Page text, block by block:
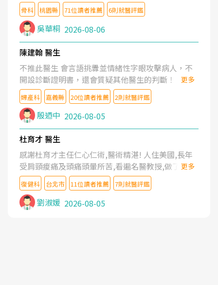
骨科 桃園縣 71位讀者推薦 6則就醫評鑑
吳華桐 2026-08-06
陳建翰 醫生
不推此醫生 會言語挑釁並情緒性字眼攻擊病人，不
開設診斷證明書，還會質疑其他醫生的判斷！
更多
婦產科 嘉義縣 20位讀者推薦 2則就醫評鑑
殷迺中 2026-08-05
杜育才 醫生
感謝杜育才主任仁心仁術,醫術精湛! 人住美國,長年
受肩頸痠痛及頭痛頭暈所苦,看遍名醫教授,做了各種
檢查,也嘗試過西醫打針,中醫針灸及物理徒手治療都
沒有用,後來連吃到嗎啡類止痛藥都效果有限,只是壓
症狀,沒多久就痛起來,多年失眠嚴重影響生活品質.
台灣親友介紹忠孝醫院杜育才主任是頸頭症候群專
更多
復健科 台北市 11位讀者推薦 7則就醫評鑑
劉淑媛 2026-08-05